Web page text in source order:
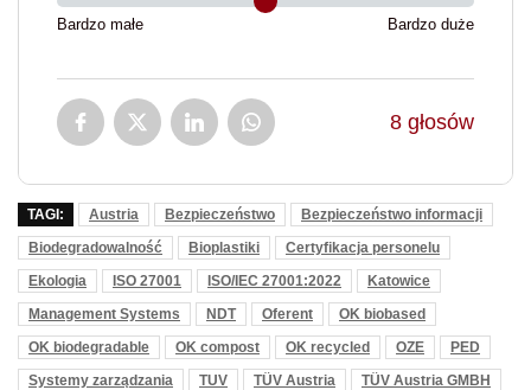
Bardzo małe Bardzo duże
8 głosów
TAGI: Austria Bezpieczeństwo
Bezpieczeństwo informacji
Biodegradowalność
Bioplastiki
Certyfikacja personelu
Ekologia
ISO 27001 ISO/IEC 27001:2022
Katowice
Management Systems
NDT Oferent
OK biobased
OK biodegradable
OK compost OK recycled OZE
PED
Systemy zarządzania
TUV TÜV Austria
TÜV Austria GMBH